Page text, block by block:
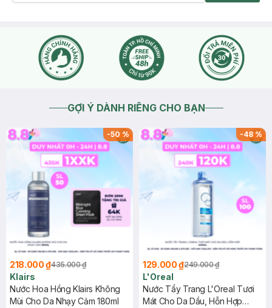
GỢI Ý DÀNH RIÊNG CHO BẠN
-50%
218.000 ₫435.000 ₫
Klairs
Nước Hoa Hồng Klairs Không
Mùi Cho Da Nhạy Cảm 180ml
-48%
129.000 ₫249.000 ₫
L'Oreal
Nước Tẩy Trang L'Oreal Tươi
Mát Cho Da Dầu, Hỗn Hợp